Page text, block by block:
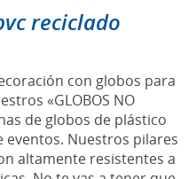
reciclado
con globos para
«GLOBOS NO
de globos de plástico
Nuestros pilares
altamente resistentes a